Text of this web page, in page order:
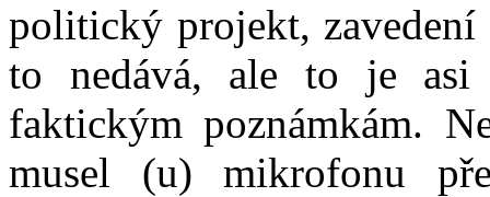
politický projekt,
to nedává, ale to je
faktickým poznámkám.
musel (u) mikrofonu